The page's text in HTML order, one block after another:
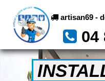
artisan69 -
04